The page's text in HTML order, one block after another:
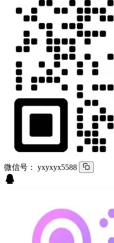
微信号： yxyxyx5588